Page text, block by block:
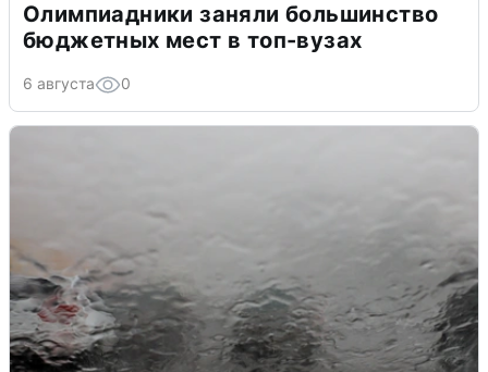
Олимпиадники заняли большинство
бюджетных мест в топ-вузах
6 августа 0